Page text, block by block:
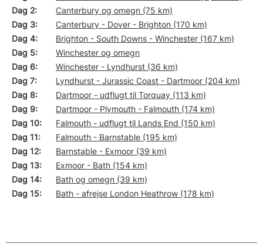
Dag 2
Canterbury og omegn (75 km)
Dag 3
Canterbury - Dover - Brighton (170 km)
Dag 4
Brighton - South Downs - Winchester (167 km)
Dag 5
Winchester og omegn
Dag 6
Winchester - Lyndhurst (36 km)
Dag 7
Lyndhurst - Jurassic Coast - Dartmoor (204 km)
Dag 8
Dartmoor - udflugt til Torquay (113 km)
Dag 9
Dartmoor - Plymouth - Falmouth (174 km)
Dag 10
Falmouth - udflugt til Lands End (150 km)
Dag 11
Falmouth - Barnstable (195 km)
Dag 12
Barnstable - Exmoor (39 km)
Dag 13
Exmoor - Bath (154 km)
Dag 14
Bath og omegn (39 km)
Dag 15
Bath - afrejse London Heathrow (178 km)